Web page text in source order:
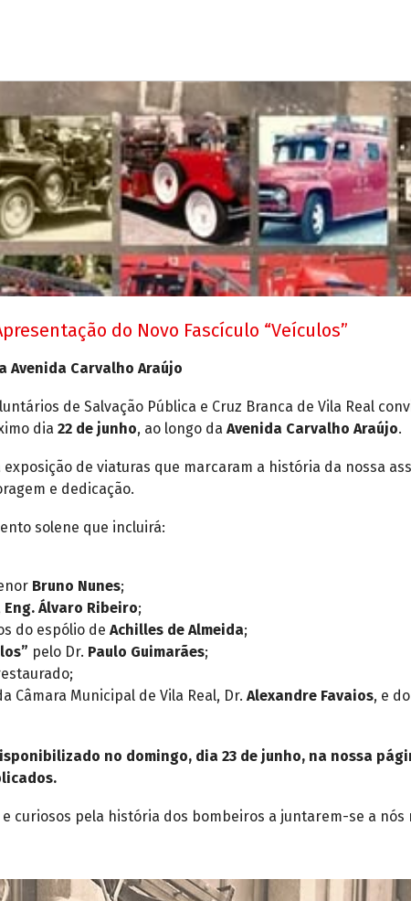
do Novo Fascículo “Veículos”
Avenida Carvalho Araújo
de Salvação Pública e Cruz Branca de Vila Real
dia 22 de junho, ao longo da Avenida Carvalho Araújo.
de viaturas que marcaram a história da nossa
e dedicação.
solene que incluirá:
Bruno Nunes;
Eng. Álvaro Ribeiro;
do espólio de Achilles de Almeida;
pelo Dr. Paulo Guimarães;
Câmara Municipal de Vila Real, Dr. Alexandre Favaios, e
no domingo, dia 23 de junho, na nossa
curiosos pela história dos bombeiros a juntarem-se a nós